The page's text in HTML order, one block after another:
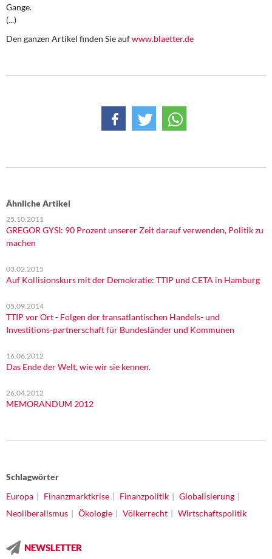
Memo-Gruppe
Institut Solidarische Moderne
Über mich
Kontakt
Gange.
(...)
Den ganzen Artikel finden Sie aufwww.blaetter.de
Ähnliche Artikel
25.10.2011
GREGOR GYSI: 90 Prozent unserer Zeit darauf verwenden, Politik zu
machen
03.02.2015
Auf Kollisionskurs mit der Demokratie: TTIP und CETA in Hamburg
05.09.2014
TTIP vor Ort - Folgen der transatlantischen Handels- und
Investitions-partnerschaft für Bundesländer und Kommunen
16.06.2012
Das Ende der Welt, wie wir sie kennen.
26.04.2012
MEMORANDUM 2012
Schlagwörter
Europa
Finanzmarktkrise Finanzpolitik
Globalisierung
Neoliberalismus
Ökologie Völkerrecht Wirtschaftspolitik
NEWSLETTER